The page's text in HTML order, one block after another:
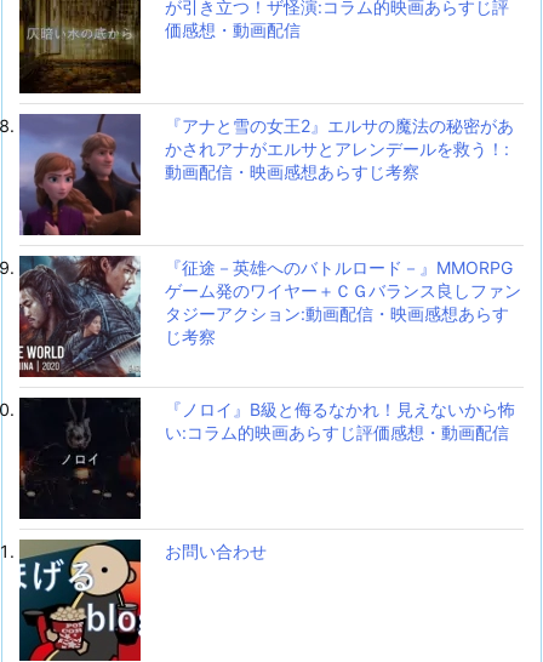
が引き立つ！ザ怪演:コラム的映画あらすじ評
価感想・動画配信
『アナと雪の女王2』エルサの魔法の秘密があ
かされアナがエルサとアレンデールを救う！:
動画配信・映画感想あらすじ考察
『征途－英雄へのバトルロード－』MMORPG
ゲーム発のワイヤー＋ＣＧバランス良しファン
タジーアクション:動画配信・映画感想あらす
じ考察
『ノロイ』B級と侮るなかれ！見えないから怖
い:コラム的映画あらすじ評価感想・動画配信
お問い合わせ